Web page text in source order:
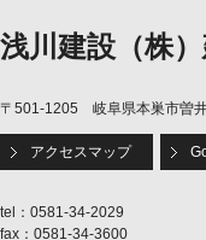
浅川建設（株
〒501-1205 岐阜県本巣市曽
アクセスマップ
tel：0581-34-2029
fax：0581-34-3600